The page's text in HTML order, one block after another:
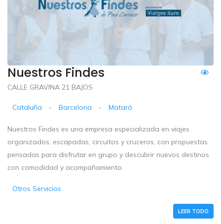
Nuestros Findes
CALLE GRAVINA 21 BAJOS
Cataluña - Barcelona - Mataró
Nuestros Findes es una empresa especializada en viajes
organizados, escapadas, circuitos y cruceros, con propuestas
pensadas para disfrutar en grupo y descubrir nuevos destinos
con comodidad y acompañamiento.
Otros Servicios
LEER TODO